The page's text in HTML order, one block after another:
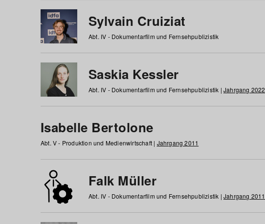
Sylvain Cruiziat
Abt. IV - Dokumentarfilm und Fernsehpublizistik
Saskia Kessler
Abt. IV - Dokumentarfilm und Fernsehpublizistik | Jahrgang 2022
Isabelle Bertolone
Abt. V - Produktion und Medienwirtschaft | Jahrgang 2011
Falk Müller
Abt. IV - Dokumentarfilm und Fernsehpublizistik | Jahrgang 2011